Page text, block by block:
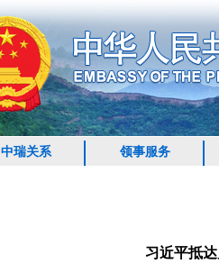
中瑞关系 领事服务
习近平抵